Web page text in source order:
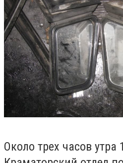
Около трех часов утра